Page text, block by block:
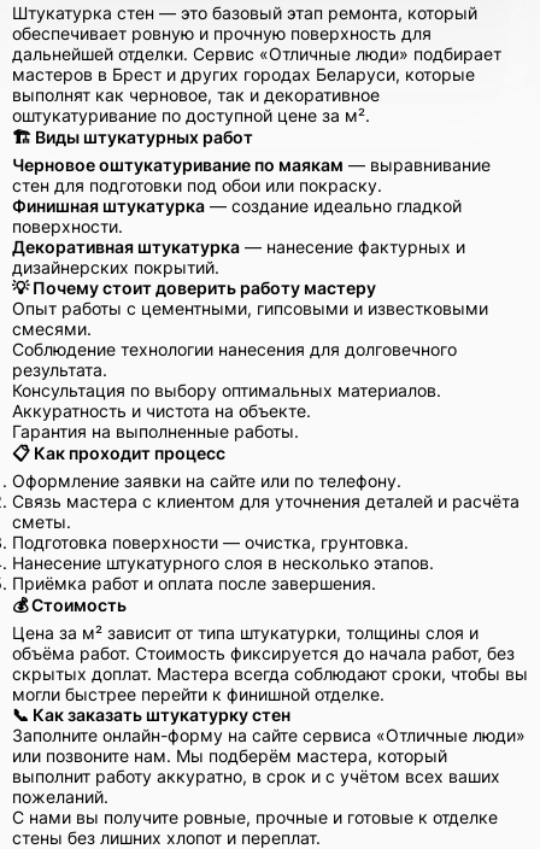
Штукатурка стен — это базовый этап ремонта, который
обеспечивает ровную и прочную поверхность для
дальнейшей отделки. Сервис «Отличные люди» подбирает
мастеров в Брест и других городах Беларуси, которые
выполнят как черновое, так и декоративное
оштукатуривание по доступной цене за м².
🏗 Виды штукатурных работ
Черновое оштукатуривание по маякам — выравнивание
стен для подготовки под обои или покраску.
Финишная штукатурка — создание идеально гладкой
поверхности.
Декоративная штукатурка — нанесение фактурных и
дизайнерских покрытий.
💡 Почему стоит доверить работу мастеру
Опыт работы с цементными, гипсовыми и известковыми
смесями.
Соблюдение технологии нанесения для долговечного
результата.
Консультация по выбору оптимальных материалов.
Аккуратность и чистота на объекте.
Гарантия на выполненные работы.
📋 Как проходит процесс
Оформление заявки на сайте или по телефону.
Связь мастера с клиентом для уточнения деталей и расчёта
сметы.
Подготовка поверхности — очистка, грунтовка.
Нанесение штукатурного слоя в несколько этапов.
Приёмка работ и оплата после завершения.
💰 Стоимость
Цена за м² зависит от типа штукатурки, толщины слоя и
объёма работ. Стоимость фиксируется до начала работ, без
скрытых доплат. Мастера всегда соблюдают сроки, чтобы вы
могли быстрее перейти к финишной отделке.
📞 Как заказать штукатурку стен
Заполните онлайн-форму на сайте сервиса «Отличные люди»
или позвоните нам. Мы подберём мастера, который
выполнит работу аккуратно, в срок и с учётом всех ваших
пожеланий.
С нами вы получите ровные, прочные и готовые к отделке
стены без лишних хлопот и переплат.